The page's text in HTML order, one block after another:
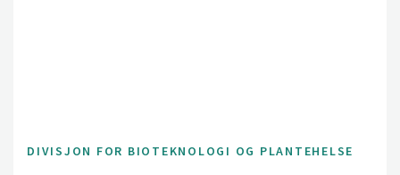
DIVISJON FOR BIOTEKNOLOGI OG PLANTEHELSE